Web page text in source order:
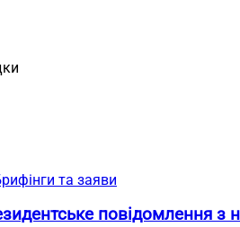
та заяви
повідомлення з